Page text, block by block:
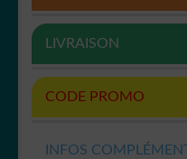
LIVRAISON
CODE PROMO
INFOS